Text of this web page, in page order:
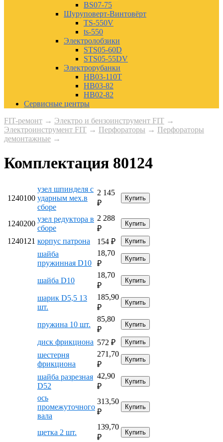
BS07-75
Шуруповерт-Винтовёрт
TS-550V
ts-550
Электролобзики
STS05-60D
STS05-55DV
Электрорубанки
HB03-110T
HB03-82
HB02-82
Сервисные центры
FIT-ремонт → Электро и бензоинструмент FIT →
Электроинструмент FIT → Перфораторы → Перфораторы
демонтажные →
Комплектация 80124
1240100
узел шпинделя с
ударным мех.в
сборе
2 145
₽
1240200
узел редуктора в
сборе
2 288
₽
1240121 корпус патрона 154 ₽
шайба
пружинная D10
18,70
₽
шайба D10
18,70
₽
шарик D5,5 13
шт.
185,90
₽
пружина 10 шт.
85,80
₽
диск фрикциона 572 ₽
шестерня
фрикциона
271,70
₽
шайба разрезная
D52
42,90
₽
ось
промежуточного
вала
313,50
₽
щетка 2 шт.
139,70
₽